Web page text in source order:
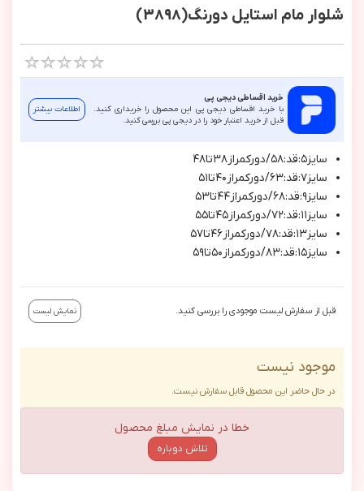
شلوار مام استایل دورنگ(3898)
خرید اقساطی دیجی پی
با خرید اقساطی دیجی پی این محصول را خریداری کنید.
قبل از خرید اعتبار خود را در دیجی پی بررسی کنید.
اطلاعات بیشتر
سایز۵:قد:۵۸/دورکمراز۳۸تا۴۸
سایز۷:قد:۶۳/دورکمراز۴۰تا۵۱
سایز۹:قد:۶۸/دورکمراز۴۴تا۵۳
سایز۱۱:قد:۷۲/دورکمراز۴۵تا۵۵
سایز۱۳:قد:۷۸/دورکمراز۴۶تا۵۷
سایز۱۵:قد:۸۳/دورکمراز۵۰تا۵۹
قبل از سفارش لیست موجودی را بررسی کنید. نمایش لیست
موجود نیست
در حال حاضر این محصول قابل سفارش نیست.
خطا در نمایش مبلغ محصول
تلاش دوباره